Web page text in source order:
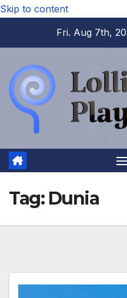
Skip to content
Fri. Aug 7th,
Tag: Dunia